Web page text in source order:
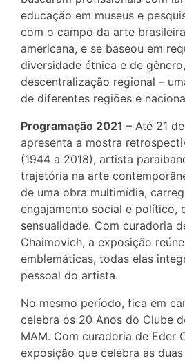
educação em museus e
com o campo da arte
americana, e se baseou em
diversidade étnica e de
descentralização regional –
de diferentes regiões e
Programação 2021 – Até 21
apresenta a mostra
(1944 a 2018), artista
trajetória na arte
de uma obra multimídia,
engajamento social e político,
sensualidade. Com curadoria
Chaimovich, a exposição
emblemáticas, todas elas
pessoal do artista.
No mesmo período, fica em
celebra os 20 Anos do Clube
MAM. Com curadoria de Eder
exposição que celebra as